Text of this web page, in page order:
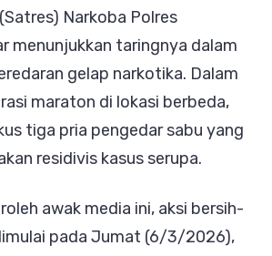
Pelarian
Tiga
Pengedar
Sabu
Bui
Narkoba Polres
menunjukkan taringnya dalam
gelap narkotika. Dalam
maraton di lokasi berbeda,
tiga pria pengedar sabu yang
residivis kasus serupa.
awak media ini, aksi bersih-
pada ​Jumat (6/3/2026),